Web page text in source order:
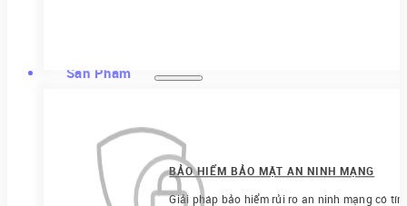
Sản Phẩm
BẢO HIỂM BẢO MẬT AN NINH MẠNG
Giải pháp bảo hiểm rủi ro an ninh mạng có